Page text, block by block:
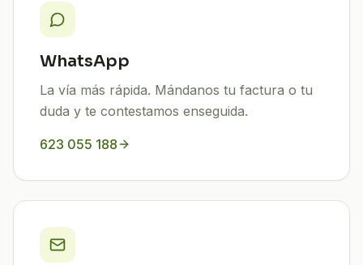
WhatsApp
La vía más rápida. Mándanos tu factura o tu
duda y te contestamos enseguida.
623 055 188